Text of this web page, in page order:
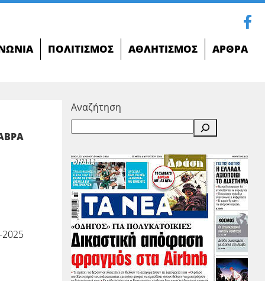
ΠΟΛΙΤΙΣΜΌΣ ΑΘΛΗΤΙΣΜΌΣ ΆΡΘΡΑ
2025
Αναζήτηση